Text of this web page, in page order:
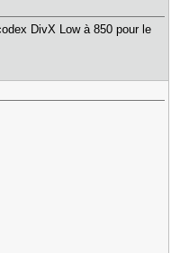
DivX Low à 850 pour le